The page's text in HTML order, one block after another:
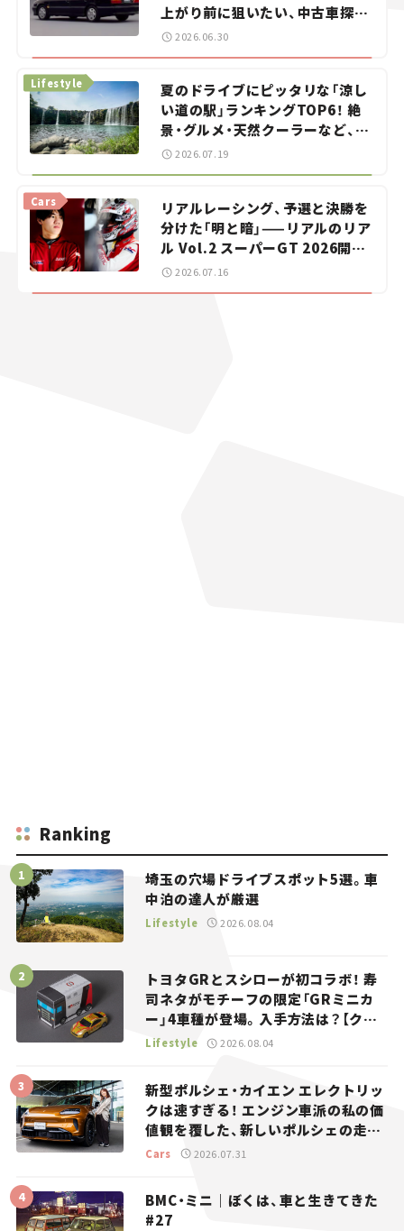
上がり前に狙いたい、中古車探し
をお手伝い――ちょっとイケてるマ
2026.06.30
夏のドライブにピッタリな「涼し
い道の駅」ランキングTOP6！ 絶
景・グルメ・天然クーラーなど、避
暑におすすめのスポットを紹介
Lifestyle
2026.07.19
リアルレーシング、予選と決勝を
分けた「明と暗」——リアルのリア
ル Vol.2 スーパーGT 2026開幕
戦 岡山国際サーキット
Cars
2026.07.16
Ranking
埼玉の穴場ドライブスポット5選。車
中泊の達人が厳選
Lifestyle 2026.08.04
トヨタGRとスシローが初コラボ！ 寿
司ネタがモチーフの限定「GRミニカ
ー」4車種が登場。入手方法は？【クル
マとホビー】
Lifestyle 2026.08.04
新型ポルシェ・カイエン エレクトリッ
クは速すぎる！ エンジン車派の私の価
値観を覆した、新しいポルシェの走
り。
Cars 2026.07.31
BMC・ミニ｜ぼくは、車と生きてきた
#27